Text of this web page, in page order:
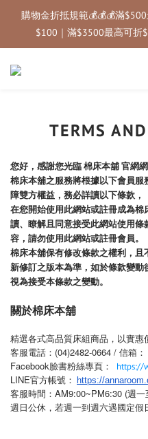
🚚 國內滿千免運｜國內限定
＿＿＿＿＿＿＿
購物金折抵規範💰💰💰滿
$100｜滿$3500最高可折
🚚 國內滿千免運｜國內限定
TERMS
您好，感謝您光臨 棉床本舖 官網
棉床本舖之服務將根據以下會員
障雙方權益，務必詳讀以下條款，
在您開始使用此網站或註冊成為
讀、瞭解且同意接受此網站使用
容，請勿使用此網站或註冊會員。
棉床本舖保有修改條款之權利，
新修訂之版本為準，如於條款變
視為接受本條款之變動。
關於棉床本舖
精選各式高品質床組商品，以實惠
客服電話：(04)2482-0664 / 信箱
Facebook臉書粉絲專頁：
https://
LINE官方帳號： https://
客服時間：AM9:00~PM6:30 (週
週日公休，若週一到週六遇國定假